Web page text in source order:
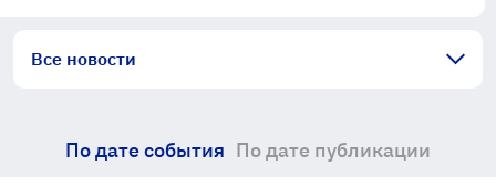
Все новости
По дате события По дате публикации